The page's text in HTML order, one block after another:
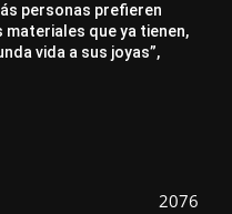
personas prefieren
que ya tienen,
vida a sus joyas”,
2076